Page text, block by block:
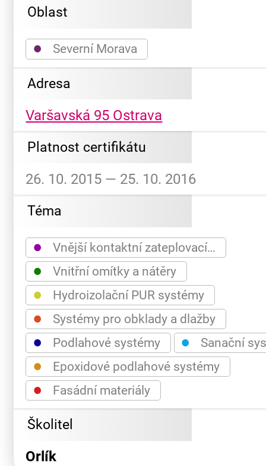
Oblast
● Severní Morava
Adresa
Varšavská 95 Ostrava
Platnost certifikátu
26. 10. 2015 — 25. 10. 2016
Téma
● Vnější kontaktní zateplovací…
● Vnitřní omítky a nátěry
● Hydroizolační PUR systémy
● Systémy pro obklady a dlažby
● Podlahové systémy ● Sanační
● Epoxidové podlahové systémy
● Fasádní materiály
Školitel
Orlík